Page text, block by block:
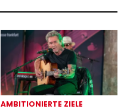
AMBITIONIERTE ZIELE